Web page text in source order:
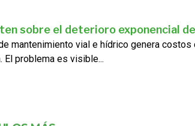
sobre el deterioro exponencial
mantenimiento vial e hídrico genera
El problema es visible...